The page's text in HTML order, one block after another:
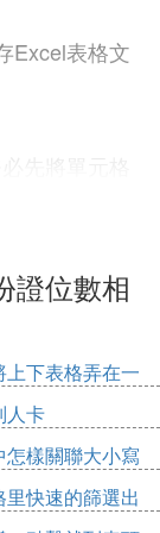
Excel表格文
格式」，然
號碼，並確
對身份證
位數，可以
證位數相
下表格弄在一
人卡
怎樣關聯大小寫
快速的篩選出